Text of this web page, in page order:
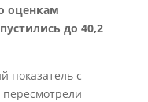
оценкам
до 40,2
показатель с